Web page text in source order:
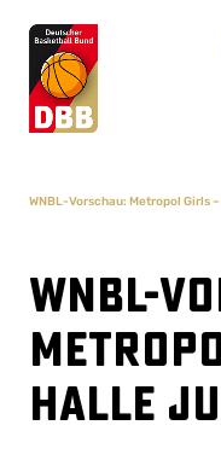
WNBL-Vorschau: Metropol Girls
WNBL-
Halle